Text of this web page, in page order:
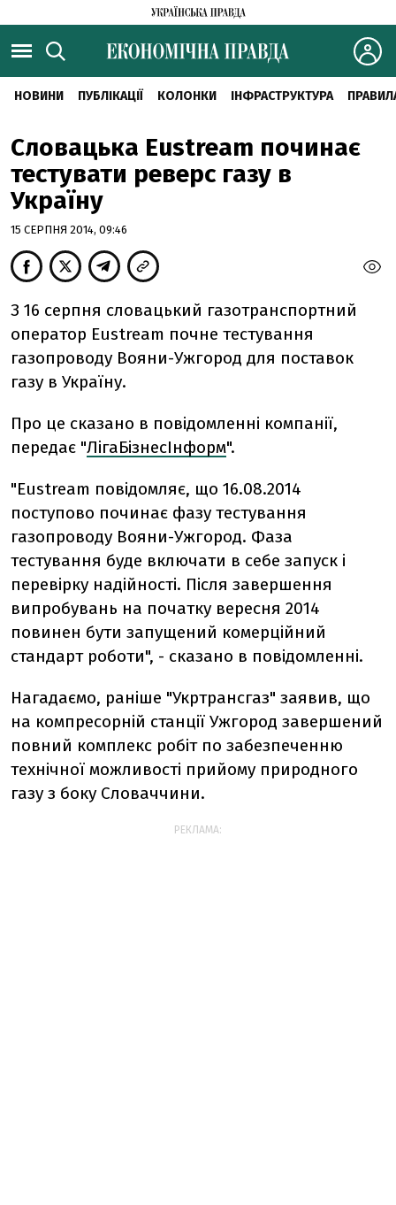
НОВИНИ ПУБЛІКАЦІЇ КОЛОНКИ ІНФРАСТРУКТУРА
Словацька Eustream починає
тестувати реверс газу в
Україну
15 СЕРПНЯ 2014, 09:46
З 16 серпня словацький газотранспортний
оператор Eustream почне тестування
газопроводу Вояни-Ужгород для поставок
газу в Україну.
Про це сказано в повідомленні компанії,
передає "ЛігаБізнесІнформ".
"Eustream повідомляє, що 16.08.2014
поступово починає фазу тестування
газопроводу Вояни-Ужгород. Фаза
тестування буде включати в себе запуск і
перевірку надійності. Після завершення
випробувань на початку вересня 2014
повинен бути запущений комерційний
стандарт роботи", - сказано в повідомленні.
Нагадаємо, раніше "Укртрансгаз" заявив, що
на компресорній станції Ужгород завершений
повний комплекс робіт по забезпеченню
технічної можливості прийому природного
газу з боку Словаччини.
РЕКЛАМА: